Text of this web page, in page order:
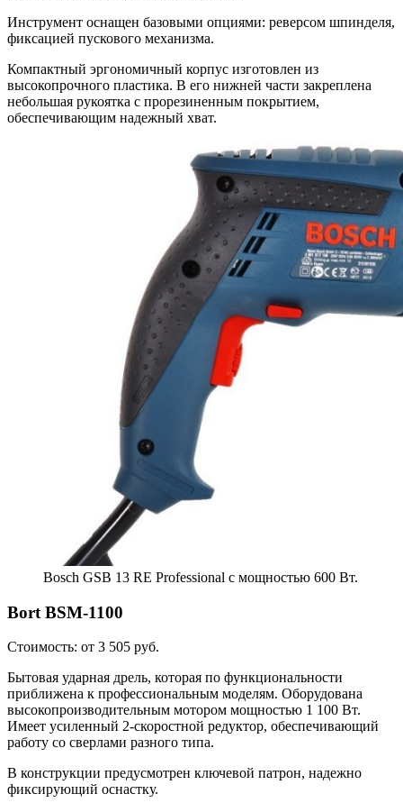
Инструмент оснащен базовыми опциями: реверсом шпинделя,
фиксацией пускового механизма.
Компактный эргономичный корпус изготовлен из
высокопрочного пластика. В его нижней части закреплена
небольшая рукоятка с прорезиненным покрытием,
обеспечивающим надежный хват.
Bosch GSB 13 RE Professional с мощностью 600 Вт.
Bort BSM-1100
Стоимость: от 3 505 руб.
Бытовая ударная дрель, которая по функциональности
приближена к профессиональным моделям. Оборудована
высокопроизводительным мотором мощностью 1 100 Вт.
Имеет усиленный 2-скоростной редуктор, обеспечивающий
работу со сверлами разного типа.
В конструкции предусмотрен ключевой патрон, надежно
фиксирующий оснастку.